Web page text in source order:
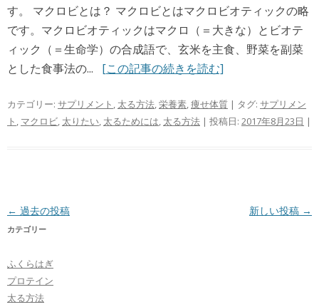
す。 マクロビとは？ マクロビとはマクロビオティックの略
です。マクロビオティックはマクロ（＝大きな）とビオテ
ィック（＝生命学）の合成語で、玄米を主食、野菜を副菜
とした食事法の... [この記事の続きを読む]
カテゴリー: サプリメント 太る方法 栄養素 痩せ体質 | タグ: サプリメン
ト マクロビ 太りたい 太るためには 太る方法 | 投稿日: 2017年8月23日 |
投稿ナビゲーション
← 過去の投稿 新しい投稿 →
カテゴリー
ふくらはぎ
プロテイン
太る方法